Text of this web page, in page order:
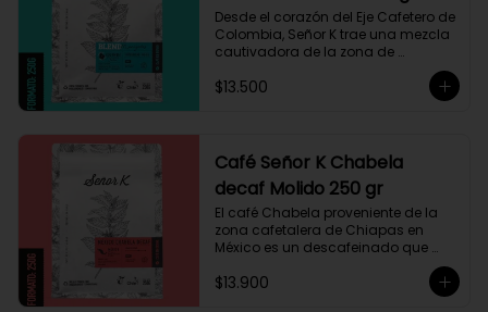
Desde el corazón del Eje Cafetero de
Colombia, Señor K trae una mezcla
cautivadora de la zona de
Manizales, entre 1.800 y 1.950 msnm.
La variedad es Castillo, que ha sido
trazas de chocolate. El tueste medio
permite degustar todos los sabores
complejos de este café
$13.500
Café Señor K Chabela
decaf Molido 250 gr
El café Chabela proveniente de la
zona cafetalera de Chiapas en
México es un descafeinado que
Este café se siembra cerca de la
$13.900